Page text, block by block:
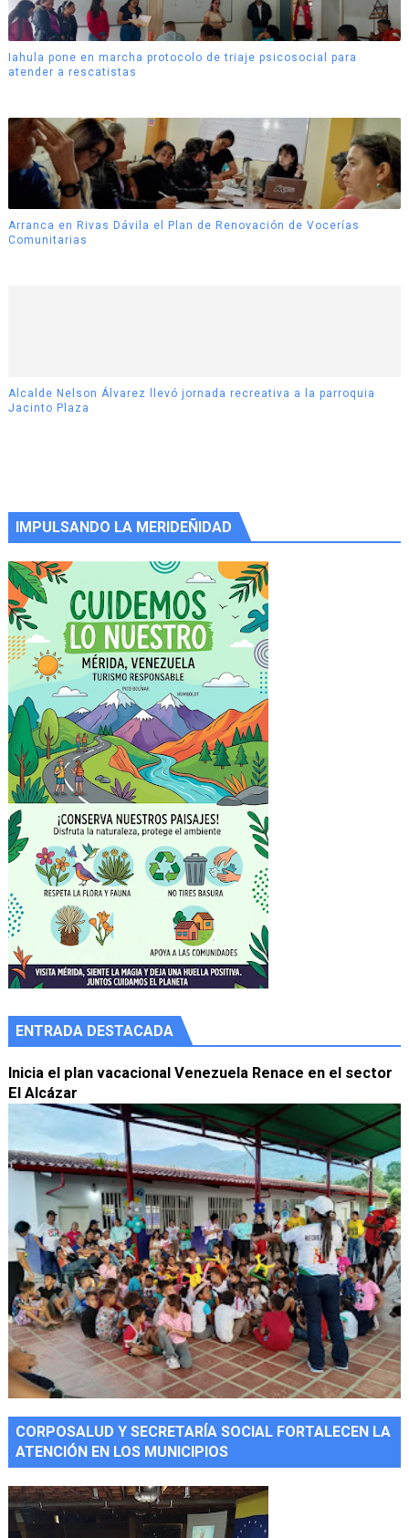
Iahula pone en marcha protocolo de triaje psicosocial para
atender a rescatistas
Arranca en Rivas Dávila el Plan de Renovación de Vocerías
Comunitarias
Alcalde Nelson Álvarez llevó jornada recreativa a la parroquia
Jacinto Plaza
IMPULSANDO LA MERIDEÑIDAD
ENTRADA DESTACADA
Inicia el plan vacacional Venezuela Renace en el sector
El Alcázar
CORPOSALUD Y SECRETARÍA SOCIAL FORTALECEN LA
ATENCIÓN EN LOS MUNICIPIOS